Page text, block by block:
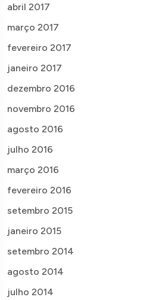
abril 2017
março 2017
fevereiro 2017
janeiro 2017
dezembro 2016
novembro 2016
agosto 2016
julho 2016
março 2016
fevereiro 2016
setembro 2015
janeiro 2015
setembro 2014
agosto 2014
julho 2014